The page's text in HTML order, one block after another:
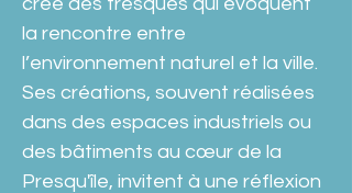
la rencontre entre
l’environnement naturel et la ville.
Ses créations, souvent réalisées
dans des espaces industriels ou
des bâtiments au cœur de la
Presqu'île, invitent à une réflexion